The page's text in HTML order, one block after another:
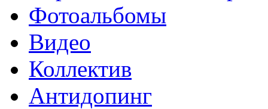
Фотоальбомы
Видео
Коллектив
Антидопинг